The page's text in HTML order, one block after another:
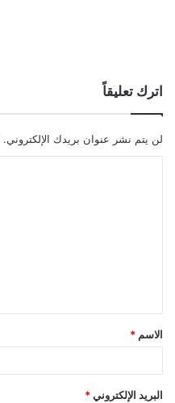
اترك تعليقاً
لن يتم نشر عنوان بريدك الإلكتروني.
ق
*
الاسم *
البريد الإلكتروني *